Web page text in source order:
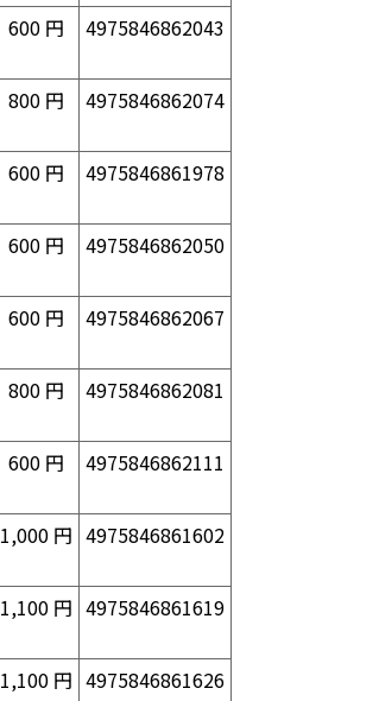
600 円 4975846862043
800 円 4975846862074
600 円 4975846861978
600 円 4975846862050
600 円 4975846862067
800 円 4975846862081
600 円 4975846862111
1,000 円 4975846861602
1,100 円 4975846861619
1,100 円 4975846861626